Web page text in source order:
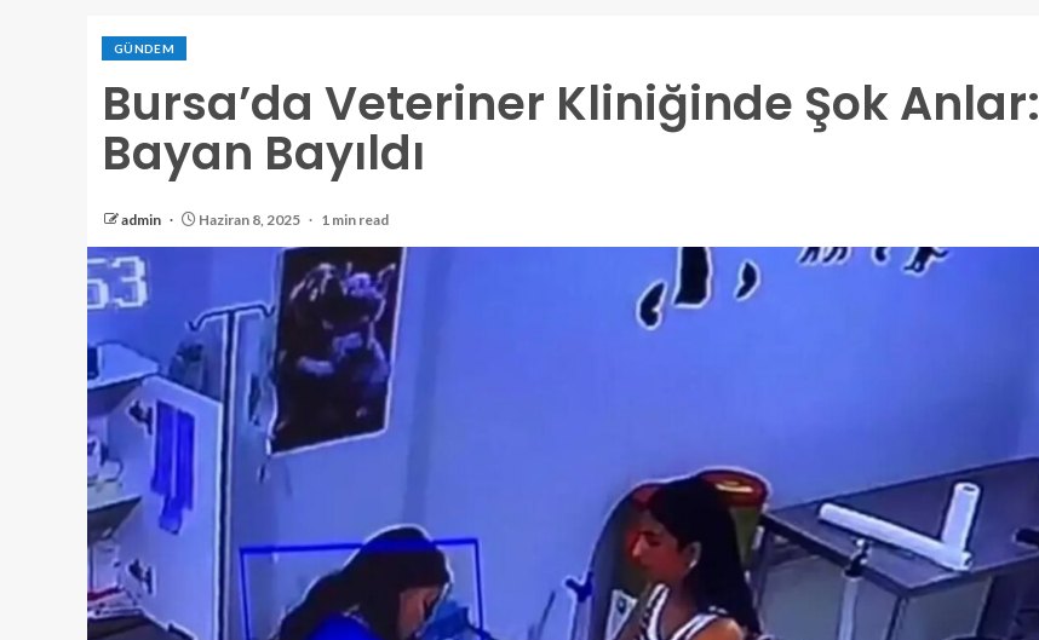
GÜNDEM
Bursa’da Veteriner Kliniğinde Şok Anlar:
Bayan Bayıldı
admin Haziran 8, 2025 1 min read